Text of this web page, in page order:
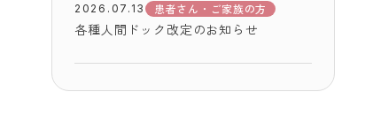
2026.07.13 患者さん・ご家族の方
各種人間ドック改定のお知らせ